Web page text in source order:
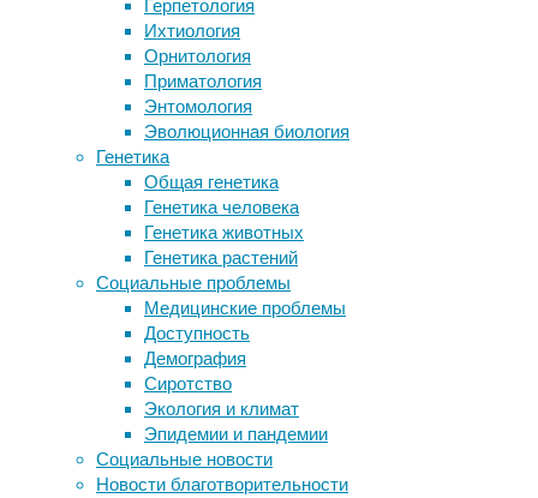
Герпетология
Ихтиология
Орнитология
Приматология
Энтомология
Эволюционная биология
Генетика
Общая генетика
Генетика человека
Генетика животных
Генетика растений
Социальные проблемы
Медицинские проблемы
Доступность
Демография
Сиротство
Экология и климат
Эпидемии и пандемии
Социальные новости
Новости благотворительности
главных
факторов:
ровного
положения
зубов
светлого
оттенка
эмали.
Поэтому
неудивительно,
что
пациенты,
которые
начинают
исправлять
прикус,
одновременно
Следите за новостями